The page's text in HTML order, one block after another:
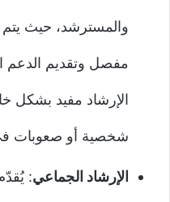
والمسترشد، حيث
مفصل وتقديم الدعم
الإرشاد مفيد بشكل
شخصية أو صعوبات في
الإرشاد الجماعي: